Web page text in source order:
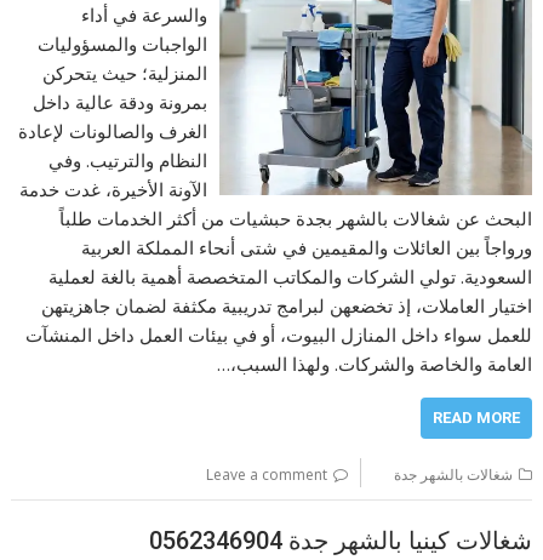
والسرعة في أداء
الواجبات والمسؤوليات
المنزلية؛ حيث يتحركن
بمرونة ودقة عالية داخل
الغرف والصالونات لإعادة
النظام والترتيب. وفي
الآونة الأخيرة، غدت خدمة
البحث عن شغالات بالشهر بجدة حبشيات من أكثر الخدمات طلباً
ورواجاً بين العائلات والمقيمين في شتى أنحاء المملكة العربية
السعودية. تولي الشركات والمكاتب المتخصصة أهمية بالغة لعملية
اختيار العاملات، إذ تخضعهن لبرامج تدريبية مكثفة لضمان جاهزيتهن
للعمل سواء داخل المنازل البيوت، أو في بيئات العمل داخل المنشآت
العامة والخاصة والشركات. ولهذا السبب،…
READ MORE
شغالات بالشهر جدة Leave a comment
شغالات كينيا بالشهر جدة 0562346904